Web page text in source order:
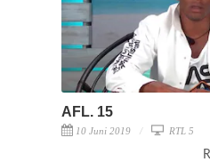
AFL. 15
10 Juni 2019 RTL 5